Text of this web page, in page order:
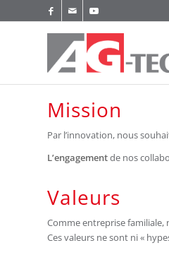
Mission
Par l’innovation, nous
L’engagementde nos
Valeurs
Comme entreprise familiale,
Ces valeurs ne sont ni «